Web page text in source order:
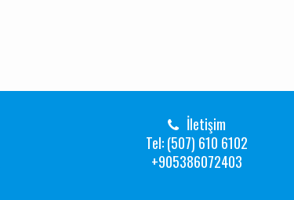
İletişim
Tel: (507) 610 6102
+905386072403